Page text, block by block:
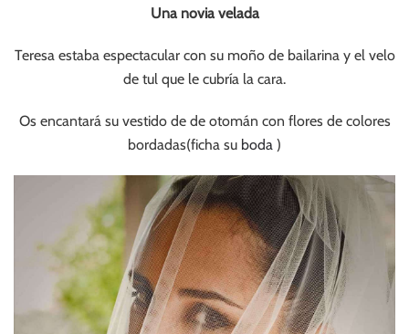
Una novia velada
Teresa estaba espectacular con su moño de bailarina y el velo
de tul que le cubría la cara.
Os encantará su vestido de de otomán con flores de colores
bordadas(ficha su boda )